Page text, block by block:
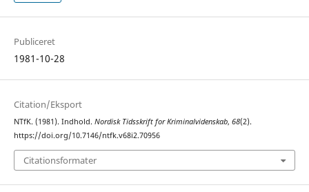
Publiceret
1981-10-28
Citation/Eksport
NTfK. (1981). Indhold. Nordisk Tidsskrift for Kriminalvidenskab, 68(2).
https://doi.org/10.7146/ntfk.v68i2.70956
Citationsformater